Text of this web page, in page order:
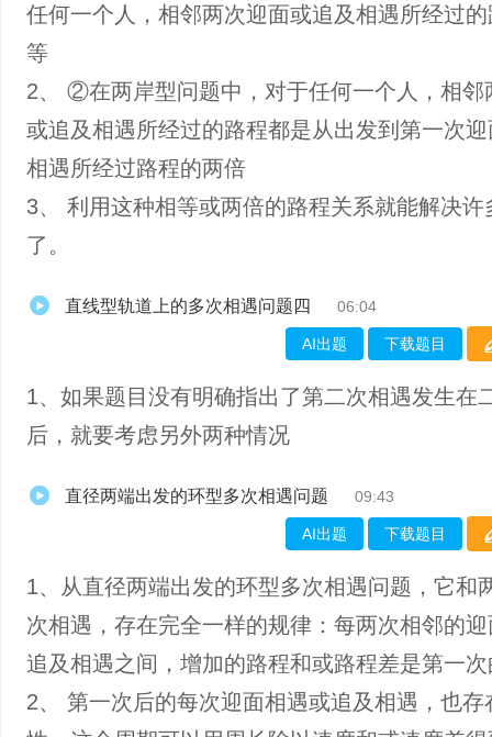
任何一个人，相邻两次迎面或追及相遇所经过
等
2、 ②在两岸型问题中，对于任何一个人，相邻
或追及相遇所经过的路程都是从出发到第一次
相遇所经过路程的两倍
3、 利用这种相等或两倍的路程关系就能解决许
了。
直线型轨道上的多次相遇问题四 06:04
AI出题 下载题目
1、如果题目没有明确指出了第二次相遇发生在
后，就要考虑另外两种情况
直径两端出发的环型多次相遇问题 09:43
AI出题 下载题目
1、从直径两端出发的环型多次相遇问题，它和
次相遇，存在完全一样的规律：每两次相邻的
追及相遇之间，增加的路程和或路程差是第一
2、 第一次后的每次迎面相遇或追及相遇，也存